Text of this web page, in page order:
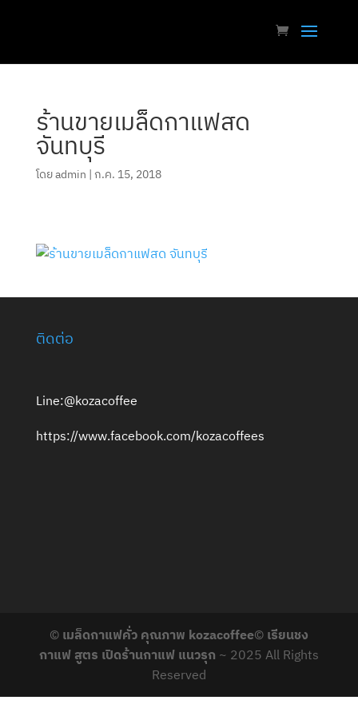
ร้านขายเมล็ดกาแฟสด
จันทบุรี
โดยadmin | ก.ค. 15, 2018
ติดต่อ
Line:@kozacoffee
https://www.facebook.com/kozacoffees
© เมล็ดกาแฟคั่ว คุณภาพ kozacoffee© เรียนชง
กาแฟ สูตร เปิดร้านกาแฟ แนวรุก ~ 2025 All Rights
Reserved